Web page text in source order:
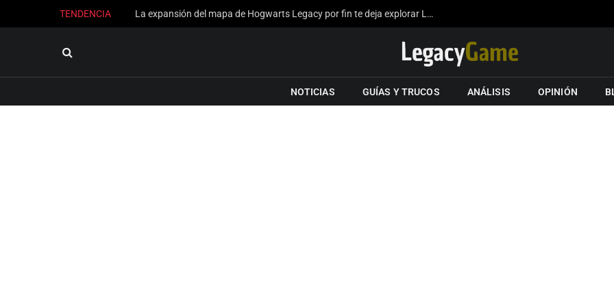
TENDENCIA La expansión del mapa de Hogwarts Legacy por fin te deja explorar Londres gracias a los fans
NOTICIAS GUÍAS Y TRUCOS ANÁLISIS OPINIÓN